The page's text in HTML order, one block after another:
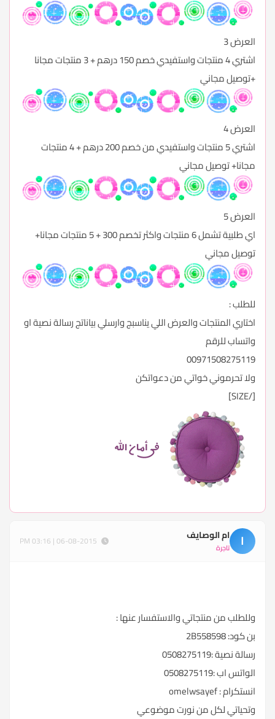
العرض 3
اشتري 4 منتجات واستفيدي خصم 150 درهم + 3 منتجات مجانا
+توصيل مجاني
العرض 4
اشتري 5 منتجات واستفيدي من خصم 200 درهم + 4 منتجات
مجانا+ توصيل مجاني
العرض 5
اي طلبية تشمل 6 منتجات واكثر تخصم 300 + 5 منتجات مجانا+
توصيل مجاني
للطلب :
اختاري المنتجات والعرض اللي يناسبج وارسلي بياناتج رسالة نصية او
واتساب للرقم
00971508275119
ولا تحرموني خواتي من دعواتكن
[/SIZE]
ا ام الوصايف
تاجرة
وللطلب من منتجاتي والاستفسار عنها :
بن كود: 2B558598
رسالة نصية :0508275119
الواتس اب :0508275119
انستكرام : omelwsayef
وتحياتي لكل من نورت موضوعي